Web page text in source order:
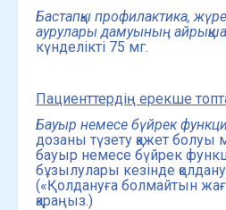
Бастапқы профилактика,
аурулары дамуының айрықша
күнделікті 75 мг.
Пациенттердің ерекше
Бауыр немесе бүйрек
дозаны түзету қажет болуы
бауыр немесе бүйрек
бұзылулары кезінде
(«Қолдануға болмайтын
қараңыз.)